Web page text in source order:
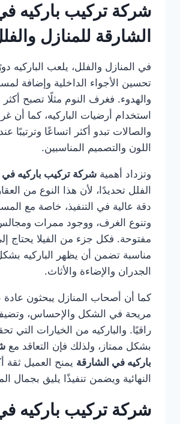
شركة تركيب باركيه
الشارقة للمنازل
في المنازل والفلل، يلعب الباركيه
تحسين الأجواء الداخلية وإضافة
والهدوء. فغرف النوم مثلًا تصبح أكثر
استخدام أرضيات الباركيه، كما أن
والصالات تبدو أكثر اتساعًا وترتيبًا
اللون والتصميم المناسبين.
وتزداد أهمية شركة تركيب باركيه في
الفلل تحديدًا، لأن هذا النوع من
دقة عالية في التنفيذ، خاصة مع
وتنوع الغرف، ووجود ممرات
مفتوحة. فكل جزء من الفيلا يحتاج
مناسبة تضمن أن يظهر الباركيه
الجدران والإضاءة والأثاث.
كما أن أصحاب المنازل يبحثون
مريحة في الشكل والإحساس، وتضيف
راقيًا. والباركيه من الخيارات التي
بشكل ممتاز، ولذلك فإن التعاقد مع
باركيه في الشارقة يمنح العميل ثقة
النهائية ويضمن تنفيذًا يليق بجمال
شركة تركيب باركيه